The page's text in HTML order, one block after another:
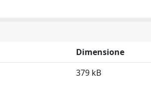
Dimensione
379 kB